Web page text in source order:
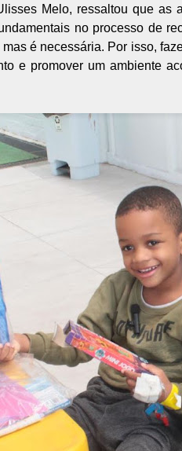
Melo, ressaltou que as
no processo de
é necessária. Por isso,
e promover um ambiente